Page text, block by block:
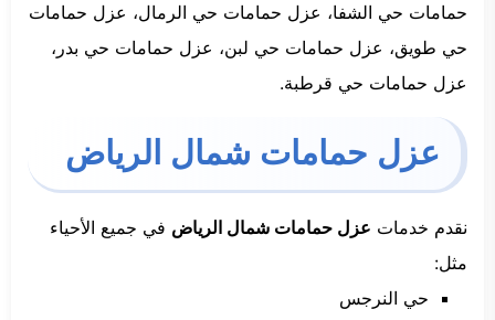
حمامات حي الشفا، عزل حمامات حي الرمال، عزل حمامات
حي طويق، عزل حمامات حي لبن، عزل حمامات حي بدر،
عزل حمامات حي قرطبة.
عزل حمامات شمال الرياض
نقدم خدمات عزل حمامات شمال الرياض في جميع الأحياء
مثل:
حي النرجس